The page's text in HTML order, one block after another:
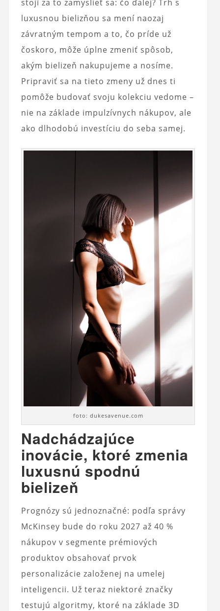
stojí za to zamyslieť sa: čo ďalej? Trh s
luxusnou bielizňou sa mení naozaj
závratným tempom a to, čo príde už
čoskoro, môže úplne zmeniť spôsob,
akým bielizeň nakupujeme a nosíme.
Pripraviť sa na tieto zmeny už dnes ti
pomôže budovať svoju kolekciu vedome –
nie na základe impulzívnych nákupov, ale
ako dlhodobú investíciu do seba samej.
foto: dukesavenue.com
Nadchádzajúce
inovácie, ktoré zmenia
luxusnú spodnú
bielizeň
Prognózy sú jednoznačné: podľa správy
McKinsey bude do roku 2027 až 40 %
nákupov v segmente prémiových
produktov obsahovať prvok
personalizácie založenej na umelej
inteligencii. Už teraz niektoré značky
testujú algoritmy, ktoré na základe 3D